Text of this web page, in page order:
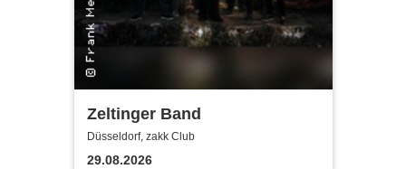
Zeltinger Band
Düsseldorf, zakk Club
29.08.2026